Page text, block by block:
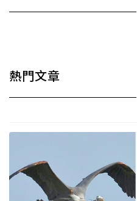
熱門文章